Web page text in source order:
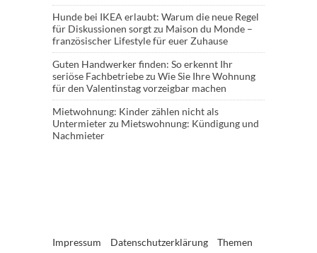
Hunde bei IKEA erlaubt: Warum die neue Regel
für Diskussionen sorgtzu Maison du Monde –
französischer Lifestyle für euer Zuhause
Guten Handwerker finden: So erkennt Ihr
seriöse Fachbetriebezu Wie Sie Ihre Wohnung
für den Valentinstag vorzeigbar machen
Mietwohnung: Kinder zählen nicht als
Untermieterzu Mietswohnung: Kündigung und
Nachmieter
Impressum Datenschutzerklärung Themen